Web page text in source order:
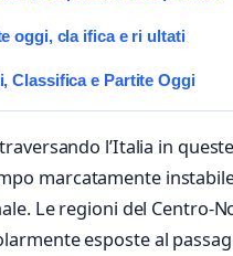
oggi, cla ifica e ri ultati
Classifica e Partite Oggi
l’Italia in
marcatamente
Le regioni del Centro-
esposte al